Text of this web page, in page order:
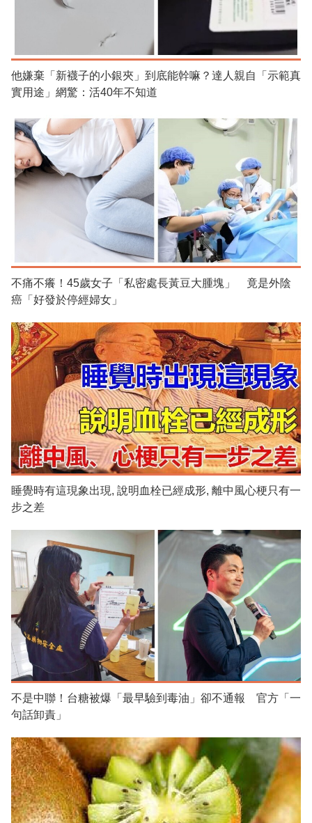
他嫌棄「新襪子的小銀夾」到底能幹嘛？達人親自「示範真
實用途」網驚：活40年不知道
不痛不癢！45歲女子「私密處長黃豆大腫塊」 竟是外陰
癌「好發於停經婦女」
睡覺時有這現象出現, 說明血栓已經成形, 離中風心梗只有一
步之差
不是中聯！台糖被爆「最早驗到毒油」卻不通報 官方「一
句話卸責」